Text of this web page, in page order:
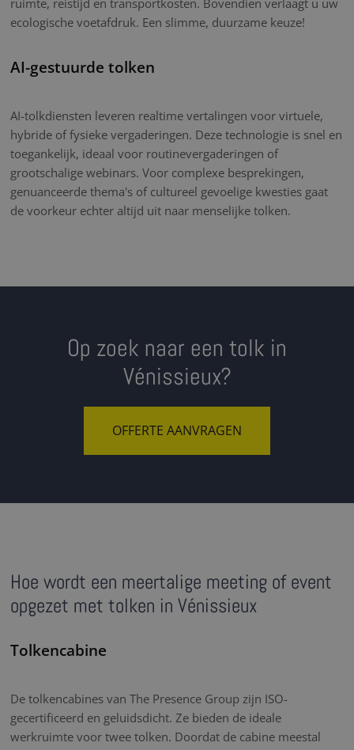
ecologische voetafdruk. Een slimme, duurzame keuze!
AI-gestuurde tolken
AI-tolkdiensten leveren realtime vertalingen voor virtuele,
hybride of fysieke vergaderingen. Deze technologie is snel en
toegankelijk, ideaal voor routinevergaderingen of
grootschalige webinars. Voor complexe besprekingen,
genuanceerde thema's of cultureel gevoelige kwesties gaat
de voorkeur echter altijd uit naar menselijke tolken.
Op zoek naar een tolk in
Vénissieux?
OFFERTE AANVRAGEN
Hoe wordt een meertalige meeting of event
opgezet met tolken in Vénissieux
Tolkencabine
De tolkencabines van The Presence Group zijn ISO-
gecertificeerd en geluidsdicht. Ze bieden de ideale
werkruimte voor twee tolken. Doordat de cabine meestal